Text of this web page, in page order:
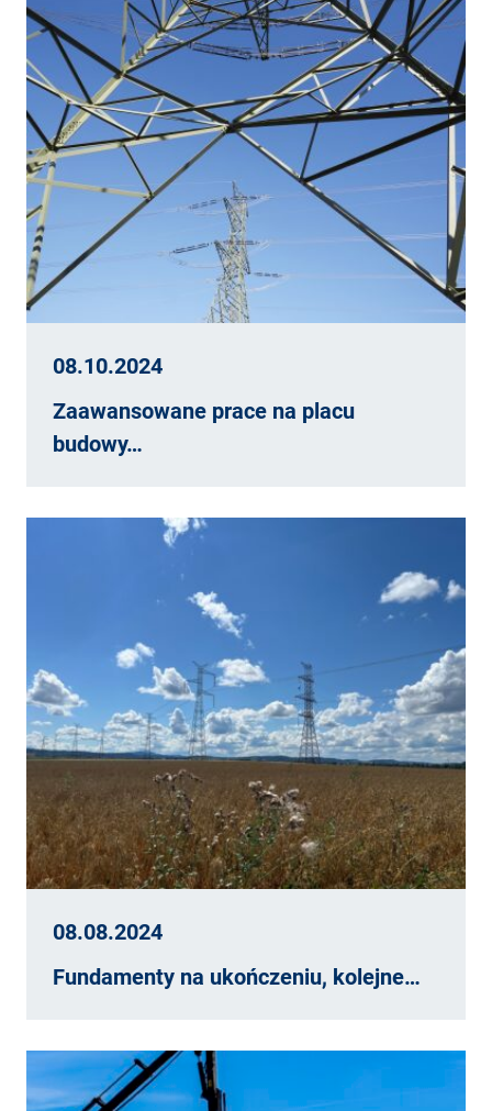
08.10.2024
Zaawansowane prace na placu
budowy…
08.08.2024
Fundamenty na ukończeniu, kolejne…